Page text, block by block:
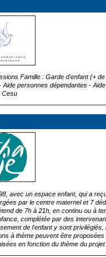
Famille : Garde d'enfant (+
personnes dépendantes -
Cesu
avec un espace enfant, qui a
par le centre maternel et 7
de 7h à 21h, en continu ou à
complétée par des
de l'enfant y sont
à thème peuvent être
en fonction du thème du